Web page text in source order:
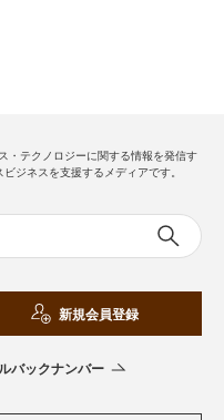
・テクノロジーに関する情報を発信す
ジネスを支援するメディアです。
新規会員登録
バックナンバー